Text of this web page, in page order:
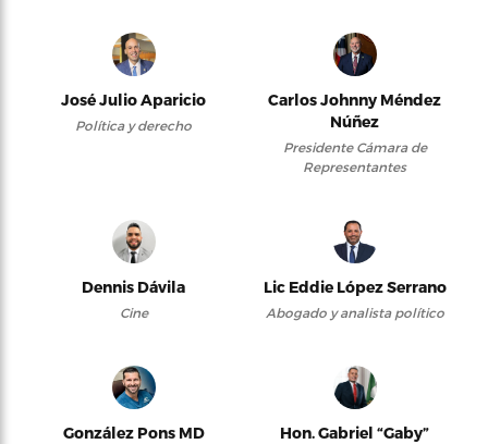
José Julio Aparicio
Política y derecho
Carlos Johnny Méndez
Núñez
Presidente Cámara de
Representantes
Dennis Dávila
Cine
Lic Eddie López Serrano
Abogado y analista político
González Pons MD
Hon. Gabriel “Gaby”